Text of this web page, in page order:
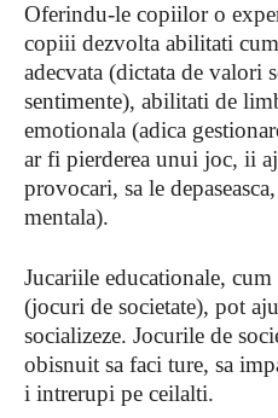
Oferindu-le copiilor o
copiii dezvolta abilitati
adecvata (dictata de valori
sentimente), abilitati de
emotionala (adica
ar fi pierderea unui joc, ii
provocari, sa le
mentala).
Jucariile educationale, cum
(jocuri de societate), pot
socializeze. Jocurile de
obisnuit sa faci ture, sa
i intrerupi pe ceilalti.